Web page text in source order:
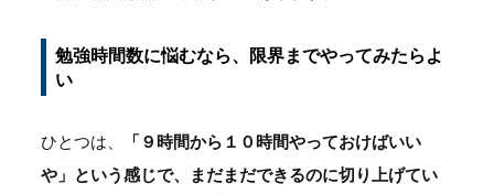
勉強時間数に悩むなら、限界までやってみたらよ
い
ひとつは、
「９時間から１０時間やっておけばいい
や」という感じで、まだまだできるのに切り上げてい